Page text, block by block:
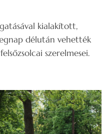
kialakított,
délután vehették
szerelmesei.